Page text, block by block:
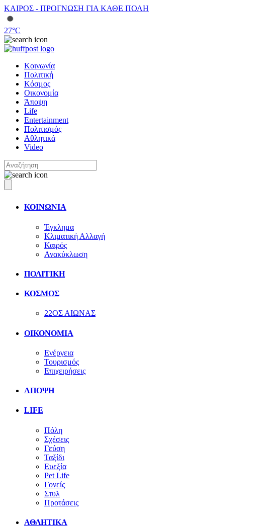
ΚΑΙΡΟΣ - ΠΡΟΓΝΩΣΗ ΓΙΑ ΚΑΘΕ ΠΟΛΗ
27°C
Κοινωνία
Πολιτική
Κόσμος
Οικονομία
Άποψη
Life
Entertainment
Πολιτισμός
Αθλητικά
Video
ΚΟΙΝΩΝΙΑ
Έγκλημα
Κλιματική Αλλαγή
Καιρός
Ανακύκλωση
ΠΟΛΙΤΙΚΗ
ΚΟΣΜΟΣ
22ΟΣ ΑΙΩΝΑΣ
ΟΙΚΟΝΟΜΙΑ
Ενέργεια
Τουρισμός
Επιχειρήσεις
ΑΠΟΨΗ
LIFE
Πόλη
Σχέσεις
Γεύση
Ταξίδι
Ευεξία
Pet Life
Γονείς
Στυλ
Προτάσεις
ΑΘΛΗΤΙΚΑ